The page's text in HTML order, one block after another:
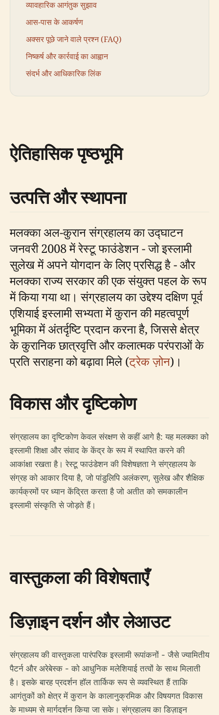
व्यावहारिक आगंतुक सुझाव
आस-पास के आकर्षण
अक्सर पूछे जाने वाले प्रश्न (FAQ)
निष्कर्ष और कार्रवाई का आह्वान
संदर्भ और आधिकारिक लिंक
ऐतिहासिक पृष्ठभूमि
उत्पत्ति और स्थापना
मलक्का अल-कुरान संग्रहालय का उद्घाटन
जनवरी 2008 में रेस्टू फाउंडेशन - जो इस्लामी
सुलेख में अपने योगदान के लिए प्रसिद्ध है - और
मलक्का राज्य सरकार की एक संयुक्त पहल के रूप
में किया गया था। संग्रहालय का उद्देश्य दक्षिण पूर्व
एशियाई इस्लामी सभ्यता में कुरान की महत्वपूर्ण
भूमिका में अंतर्दृष्टि प्रदान करना है, जिससे क्षेत्र
के कुरानिक छात्रवृत्ति और कलात्मक परंपराओं के
प्रति सराहना को बढ़ावा मिले (ट्रेक ज़ोन)।
विकास और दृष्टिकोण
संग्रहालय का दृष्टिकोण केवल संरक्षण से कहीं आगे है: यह मलक्का को
इस्लामी शिक्षा और संवाद के केंद्र के रूप में स्थापित करने की
आकांक्षा रखता है। रेस्टू फाउंडेशन की विशेषज्ञता ने संग्रहालय के
संग्रह को आकार दिया है, जो पांडुलिपि अलंकरण, सुलेख और शैक्षिक
कार्यक्रमों पर ध्यान केंद्रित करता है जो अतीत को समकालीन
इस्लामी संस्कृति से जोड़ते हैं।
वास्तुकला की विशेषताएँ
डिज़ाइन दर्शन और लेआउट
संग्रहालय की वास्तुकला पारंपरिक इस्लामी रूपांकनों - जैसे ज्यामितीय
पैटर्न और अरेबेस्क - को आधुनिक मलेशियाई तत्वों के साथ मिलाती
है। इसके बारह प्रदर्शन हॉल तार्किक रूप से व्यवस्थित हैं ताकि
आगंतुकों को क्षेत्र में कुरान के कालानुक्रमिक और विषयगत विकास
के माध्यम से मार्गदर्शन किया जा सके। संग्रहालय का डिज़ाइन